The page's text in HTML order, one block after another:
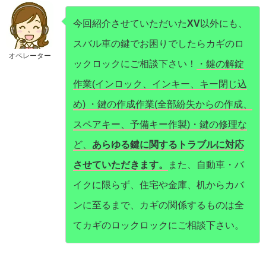
オペレーター
今回紹介させていただいたXV以外にも、
スバル車の鍵でお困りでしたらカギのロ
ックロックにご相談下さい！
・鍵の解錠
作業(インロック、インキー、キー閉じ込
め) ・鍵の作成作業(全部紛失からの作成、
スペアキー、予備キー作製)・鍵の修理な
ど、 あらゆる鍵に関するトラブルに対応
させていただきます。
また、自動車・バ
イクに限らず、住宅や金庫、机からカバ
ンに至るまで、カギの関係するものは全
てカギのロックロックにご相談下さい。